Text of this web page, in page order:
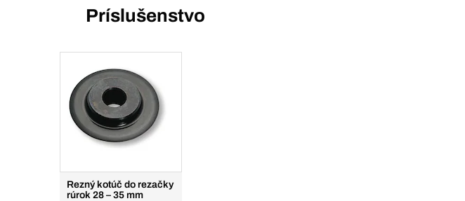
Príslušenstvo
Rezný kotúč do rezačky
rúrok 28 – 35 mm